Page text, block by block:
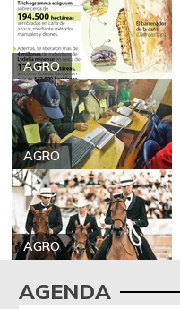
AGRO
AGRO
AGRO
AGENDA